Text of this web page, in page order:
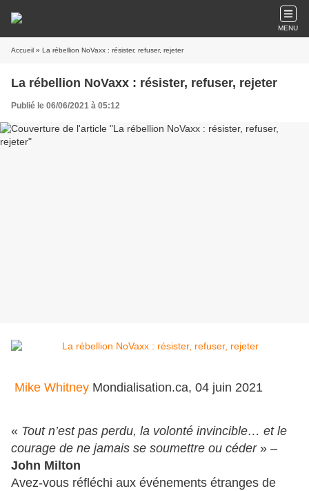
MENU
Accueil » La rébellion NoVaxx : résister, refuser, rejeter
La rébellion NoVaxx : résister, refuser, rejeter
Publié le 06/06/2021 à 05:12
Mike Whitney Mondialisation.ca, 04 juin 2021
« Tout n’est pas perdu, la volonté invincible… et le
courage de ne jamais se soumettre ou céder» –
John Milton
Avez-vous réfléchi aux événements étranges de